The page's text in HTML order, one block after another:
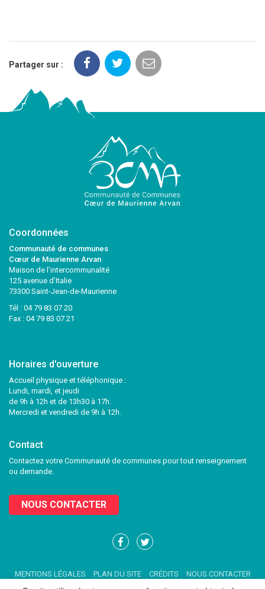
Partager sur :
Coordonnées
Communauté de communes
Cœur de Maurienne Arvan
Maison de l’intercommunalité
125 avenue d’Italie
73300 Saint-Jean-de-Maurienne
Tél : 04 79 83 07 20
Fax : 04 79 83 07 21
Horaires d'ouverture
Accueil physique et téléphonique :
Lundi, mardi, et jeudi
de 9h à 12h et de 13h30 à 17h.
Mercredi et vendredi de 9h à 12h.
Contact
Contactez votre Communauté de communes pour tout renseignement
ou demande.
NOUS CONTACTER
Lien
compte
Lien
compte
MENTIONS LÉGALES PLAN DU SITE CRÉDITS NOUS CONTACTER